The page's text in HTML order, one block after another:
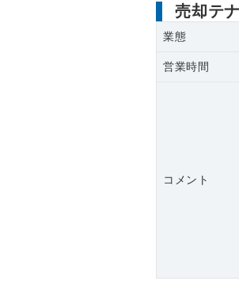
売却テ
業態
営業時間
コメント